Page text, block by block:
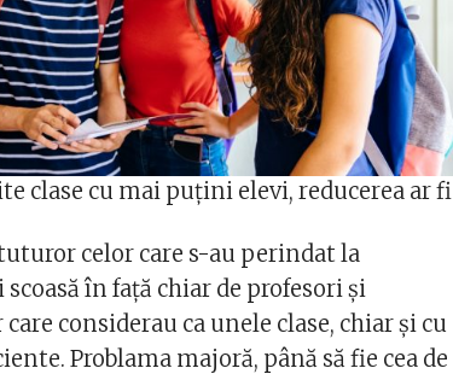
clase cu mai puțini elevi, reducerea ar fi
celor care s-au perindat la
în față chiar de profesori și
considerau ca unele clase, chiar și cu
Problama majoră, până să fie cea de